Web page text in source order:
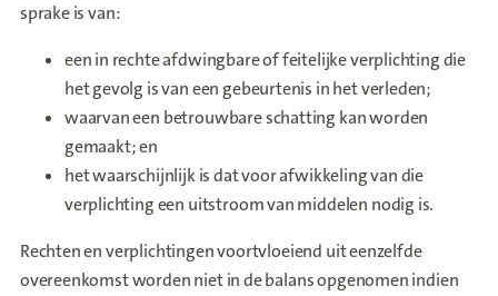
sprake is van:
een in rechte afdwingbare of feitelijke verplichting die
het gevolg is van een gebeurtenis in het verleden;
waarvan een betrouwbare schatting kan worden
gemaakt; en
het waarschijnlijk is dat voor afwikkeling van die
verplichting een uitstroom van middelen nodig is.
Rechten en verplichtingen voortvloeiend uit eenzelfde
overeenkomst worden niet in de balans opgenomen indien